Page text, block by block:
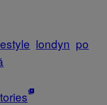
londyn po